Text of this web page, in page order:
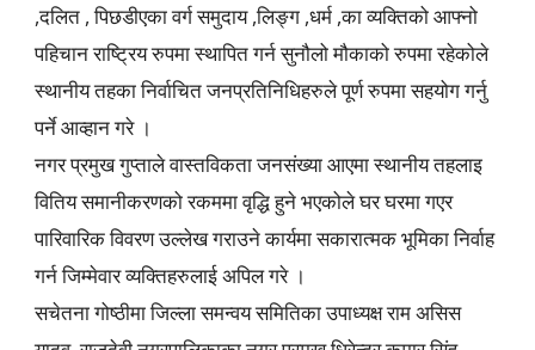
,दलित , पिछडीएका वर्ग समुदाय ,लिङ्ग ,धर्म ,का व्यक्तिको आफ्नो
पहिचान राष्ट्रिय रुपमा स्थापित गर्न सुनौलो मौकाको रुपमा रहेकोले
स्थानीय तहका निर्वाचित जनप्रतिनिधिहरुले पूर्ण रुपमा सहयोग गर्नु
पर्ने आव्हान गरे ।
नगर प्रमुख गुप्ताले वास्तविकता जनसंख्या आएमा स्थानीय तहलाइ
वितिय समानीकरणको रकममा वृद्धि हुने भएकोले घर घरमा गएर
पारिवारिक विवरण उल्लेख गराउने कार्यमा सकारात्मक भूमिका निर्वाह
गर्न जिम्मेवार व्यक्तिहरुलाई अपिल गरे ।
सचेतना गोष्ठीमा जिल्ला समन्वय समितिका उपाध्यक्ष राम असिस